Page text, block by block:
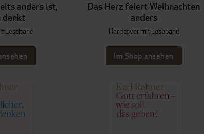
anders ist,
denkt
Leseband
Das Herz feiert Weihnachten
anders
Hardcover mit Leseband
Im Shop ansehen